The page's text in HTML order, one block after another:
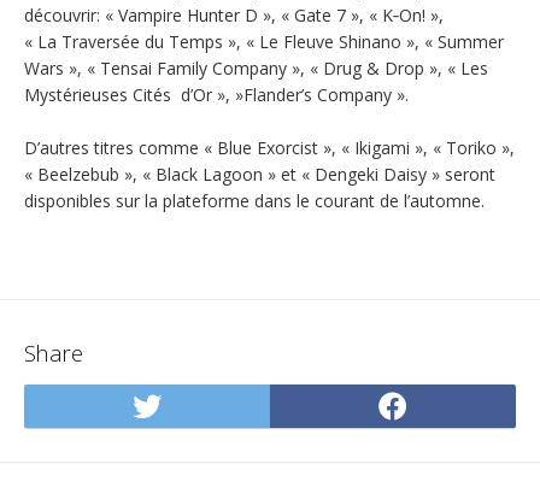
découvrir: « Vampire Hunter D », « Gate 7 », « K­‐On! »,
« La Traversée du Temps », « Le Fleuve Shinano », « Summer
Wars », « Tensai Family Company », « Drug & Drop », « Les
Mystérieuses Cités d’Or », »Flander’s Company ».
D’autres titres comme « Blue Exorcist », « Ikigami », « Toriko »,
« Beelzebub », « Black Lagoon » et « Dengeki Daisy » seront
disponibles sur la plateforme dans le courant de l’automne.
Share
Share
on
on